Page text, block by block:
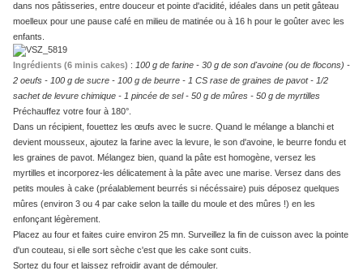
dans nos pâtisseries, entre douceur et pointe d'acidité, idéales dans un petit gâteau
moelleux pour une pause café en milieu de matinée ou à 16 h pour le goûter avec les
enfants.
Ingrédients (6 minis cakes) : 100 g de farine - 30 g de son d'avoine (ou de flocons) -
2 oeufs - 100 g de sucre - 100 g de beurre - 1 CS rase de graines de pavot - 1/2
sachet de levure chimique - 1 pincée de sel - 50 g de mûres - 50 g de myrtilles
Préchauffez votre four à 180°.
Dans un récipient, fouettez les œufs avec le sucre. Quand le mélange a blanchi et
devient mousseux, ajoutez la farine avec la levure, le son d'avoine, le beurre fondu et
les graines de pavot. Mélangez bien, quand la pâte est homogène, versez les
myrtilles et incorporez-les délicatement à la pâte avec une marise. Versez dans des
petits moules à cake (préalablement beurrés si nécéssaire) puis déposez quelques
mûres (environ 3 ou 4 par cake selon la taille du moule et des mûres !) en les
enfonçant légèrement.
Placez au four et faites cuire environ 25 mn. Surveillez la fin de cuisson avec la pointe
d'un couteau, si elle sort sèche c'est que les cake sont cuits.
Sortez du four et laissez refroidir avant de démouler.